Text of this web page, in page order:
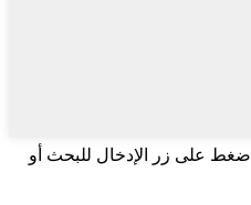
اضغط على زر الإدخال للبحث أو